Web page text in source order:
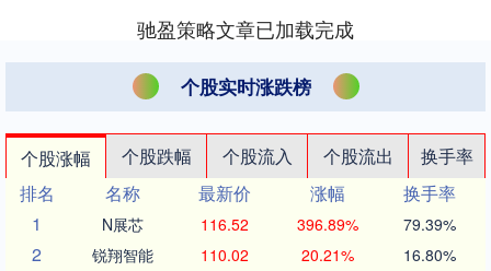
驰盈策略文章已加载完成
个股实时涨跌榜
个股涨幅 个股跌幅 个股流入 个股流出
换手率
排名
名称 最新价 涨幅
换手率
1
N展芯 116.52 396.89% 79.39%
2 锐翔智能 110.02 20.21% 16.80%